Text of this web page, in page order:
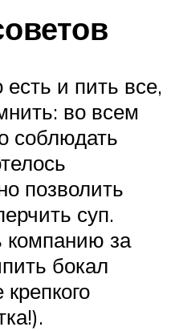
и пить все,
во всем
соблюдать
позволить
суп.
компанию за
бокал